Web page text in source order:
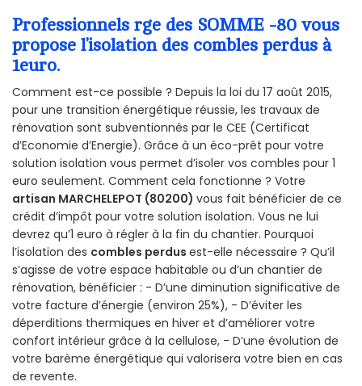
Professionnels rge des SOMME -80 vous
propose l’isolation des combles perdus à
1euro.
Comment est-ce possible ? Depuis la loi du 17 août 2015,
pour une transition énergétique réussie, les travaux de
rénovation sont subventionnés par le CEE (Certificat
d’Economie d’Energie). Grâce à un éco-prêt pour votre
solution isolation vous permet d’isoler vos combles pour 1
euro seulement. Comment cela fonctionne ? Votre
artisan MARCHELEPOT (80200) vous fait bénéficier de ce
crédit d’impôt pour votre solution isolation. Vous ne lui
devrez qu’1 euro à régler à la fin du chantier. Pourquoi
l’isolation des combles perdus est-elle nécessaire ? Qu’il
s’agisse de votre espace habitable ou d’un chantier de
rénovation, bénéficier : - D’une diminution significative de
votre facture d’énergie (environ 25%), - D’éviter les
déperditions thermiques en hiver et d’améliorer votre
confort intérieur grâce à la cellulose, - D’une évolution de
votre barème énergétique qui valorisera votre bien en cas
de revente.